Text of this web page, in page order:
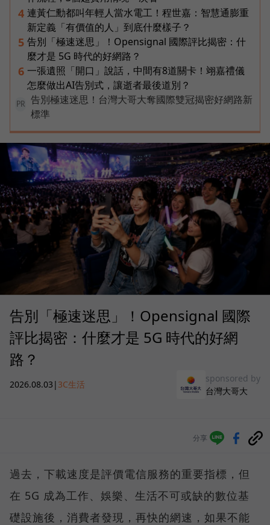
4 連黃仁勳都叫年輕人當水電工！程世嘉：智慧通膨重
新定義「有價值的人」到底什麼樣子？
5 告別「極速迷思」！Opensignal 國際評比揭密：什
麼才是 5G 時代的好網路？
6 一張遺照「開口」說話，中間有8道關卡！翊嘉禮儀
怎麼做出AI告別式，讓逝者最後道別？
PR
告別極速迷思！台灣大哥大奪國際雙冠揭密好網路新
標準
告別「極速迷思」！Opensignal 國際
評比揭密：什麼才是 5G 時代的好網
路？
2026.08.03 | 3C生活
sponsored by
台灣大哥大
分享
過去，下載速度是評價電信服務的重要指標，但
在 5G 成為工作、娛樂、生活不可或缺的數位基
礎設施後，消費者發現，再快的網速，如果不能